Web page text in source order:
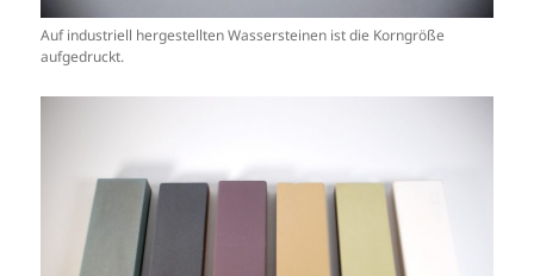
Auf industriell hergestellten Wassersteinen ist die Korngröße
aufgedruckt.